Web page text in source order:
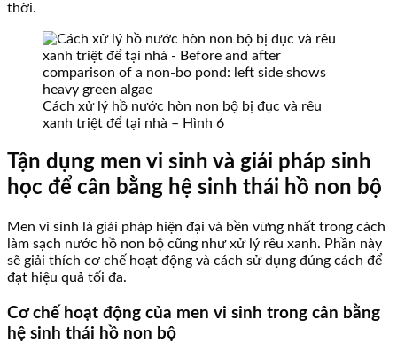
thời.
Cách xử lý hồ nước hòn non bộ bị đục và rêu
xanh triệt để tại nhà – Hình 6
Tận dụng men vi sinh và giải pháp sinh
học để cân bằng hệ sinh thái hồ non bộ
Men vi sinh là giải pháp hiện đại và bền vững nhất trong cách
làm sạch nước hồ non bộ cũng như xử lý rêu xanh. Phần này
sẽ giải thích cơ chế hoạt động và cách sử dụng đúng cách để
đạt hiệu quả tối đa.
Cơ chế hoạt động của men vi sinh trong cân bằng
hệ sinh thái hồ non bộ